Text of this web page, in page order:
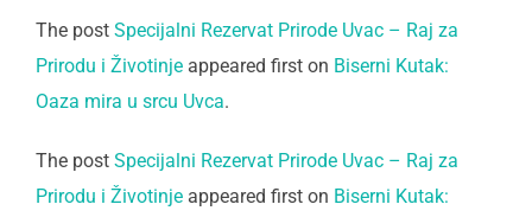
The post Specijalni Rezervat Prirode Uvac – Raj za
Prirodu i Životinje appeared first on Biserni Kutak:
Oaza mira u srcu Uvca.
The post Specijalni Rezervat Prirode Uvac – Raj za
Prirodu i Životinje appeared first on Biserni Kutak: